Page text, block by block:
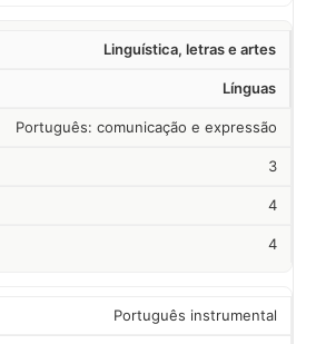
Linguística, letras e artes
Línguas
Português: comunicação e expressão
3
4
4
Português instrumental